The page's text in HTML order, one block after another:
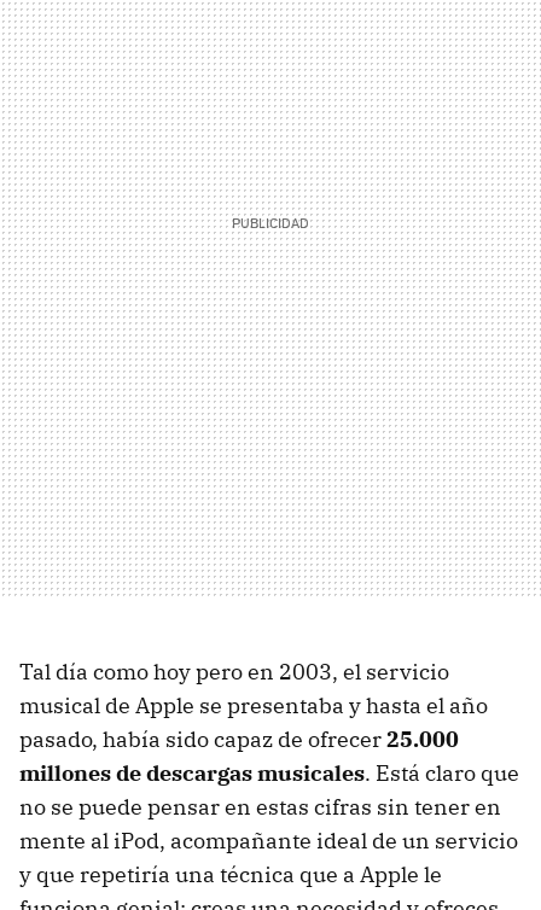
Tal día como hoy pero en 2003, el servicio
musical de Apple se presentaba y hasta el año
pasado, había sido capaz de ofrecer25.000
millones de descargas musicales. Está claro que
no se puede pensar en estas cifras sin tener en
mente al iPod, acompañante ideal de un servicio
y que repetiría una técnica que a Apple le